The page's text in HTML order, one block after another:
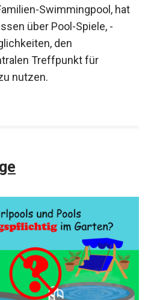
Swimmingpool, hat
über Pool-Spiele, -
den
Treffpunkt für
nutzen.